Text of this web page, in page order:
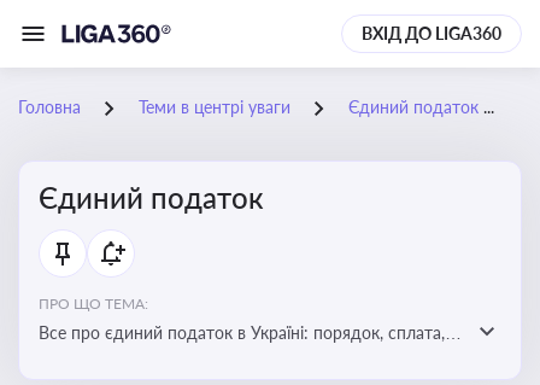
ВХІД ДО LIGA360
Головна Теми в центрі уваги Єдиний податок
Єдиний податок
ПРО ЩО ТЕМА:
Все про єдиний податок в Україні: порядок, сплата,